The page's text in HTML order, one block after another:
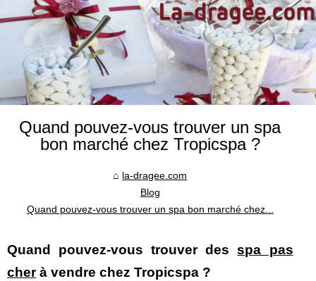
Quand pouvez-vous trouver un spa
bon marché chez Tropicspa ?
la-dragee.com
Blog
Quand pouvez-vous trouver un spa bon marché chez...
Quand pouvez-vous trouver desspa pas
cherà vendre chez Tropicspa ?